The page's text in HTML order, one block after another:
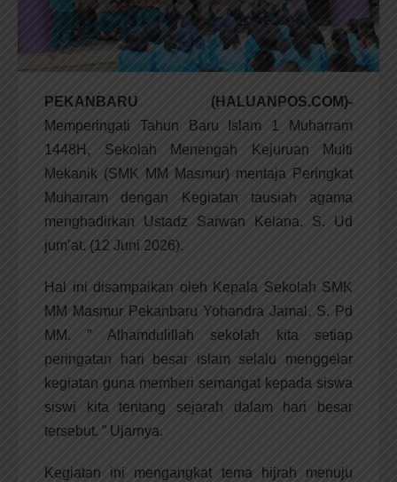
PEKANBARU (HALUANPOS.COM)-
Memperingati Tahun Baru Islam 1 Muharram
1448H, Sekolah Menengah Kejuruan Multi
Mekanik (SMK MM Masmur) mentaja Peringkat
Muharram dengan Kegiatan tausiah agama
menghadirkan Ustadz Sarwan Kelana. S. Ud
jum’at. (12 Juni 2026).
Hal ini disampaikan oleh Kepala Sekolah SMK
MM Masmur Pekanbaru Yohandra Jamal. S. Pd
MM. ” Alhamdulillah sekolah kita setiap
peringatan hari besar islam selalu menggelar
kegiatan guna memberi semangat kepada siswa
siswi kita tentang sejarah dalam hari besar
tersebut. ” Ujarnya.
Kegiatan ini mengangkat tema hijrah menuju